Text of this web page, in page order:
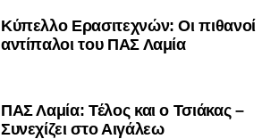
Κύπελλο Ερασιτεχνών: Οι πιθανοί
αντίπαλοι του ΠΑΣ Λαμία
ΠΑΣ Λαμία: Τέλος και ο Τσιάκας –
Συνεχίζει στο Αιγάλεω